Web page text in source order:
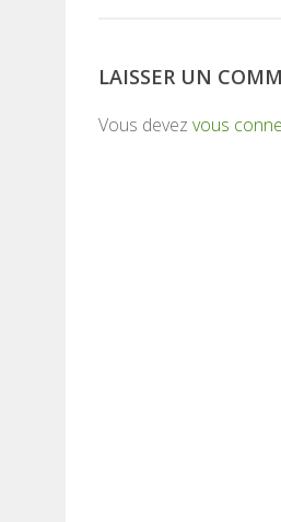
LAISSER UN
Vous devez vous